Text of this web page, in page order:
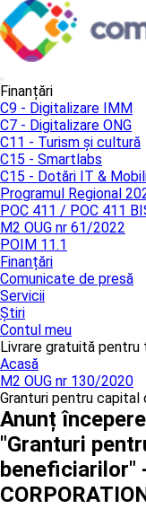
Finanțări
C9 - Digitalizare IMM
C7 - Digitalizare ONG
C11 - Turism și cultură
C15 - Smartlabs
C15 - Dotări IT &
Programul Regional
POC 411 / POC 411
M2 OUG nr 61/2022
POIM 11.1
Finanțări
Comunicate de presă
Servicii
Știri
Contul meu
Livrare gratuită
Acasă
M2 OUG nr 130/2020
Granturi pentru
Anunț
"Granturi
beneficiarilor"